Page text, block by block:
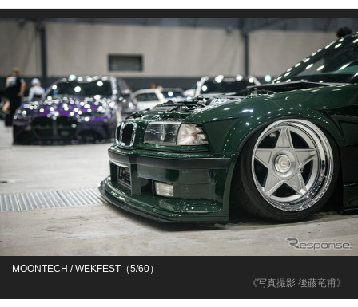
《写真撮影 後藤竜甫》
MOONTECH / WEKFEST（5/60）